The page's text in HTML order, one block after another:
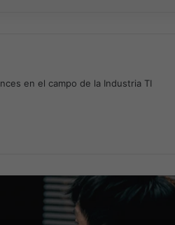
en el campo de la Industria TI